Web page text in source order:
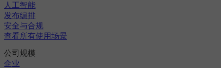
人工智能
发布编排
安全与合规
查看所有使用场景
公司规模
企业